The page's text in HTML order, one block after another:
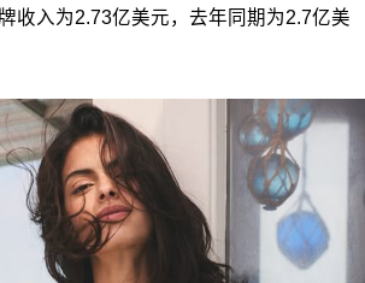
收入为2.73亿美元，去年同期为2.7亿美